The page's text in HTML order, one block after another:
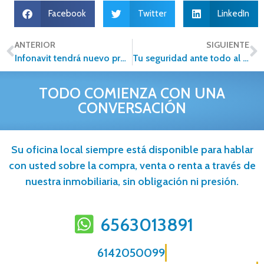
Facebook Twitter LinkedIn
ANTERIOR
Infonavit tendrá nuevo producto crediticio para mejorar viviendas
SIGUIENTE
Tu seguridad ante todo al buscar una casa
TODO COMIENZA CON UNA
CONVERSACIÓN
Su oficina local siempre está disponible para hablar
con usted sobre la compra, venta o renta a través de
nuestra inmobiliaria, sin obligación ni presión.
6563013891
6142050099